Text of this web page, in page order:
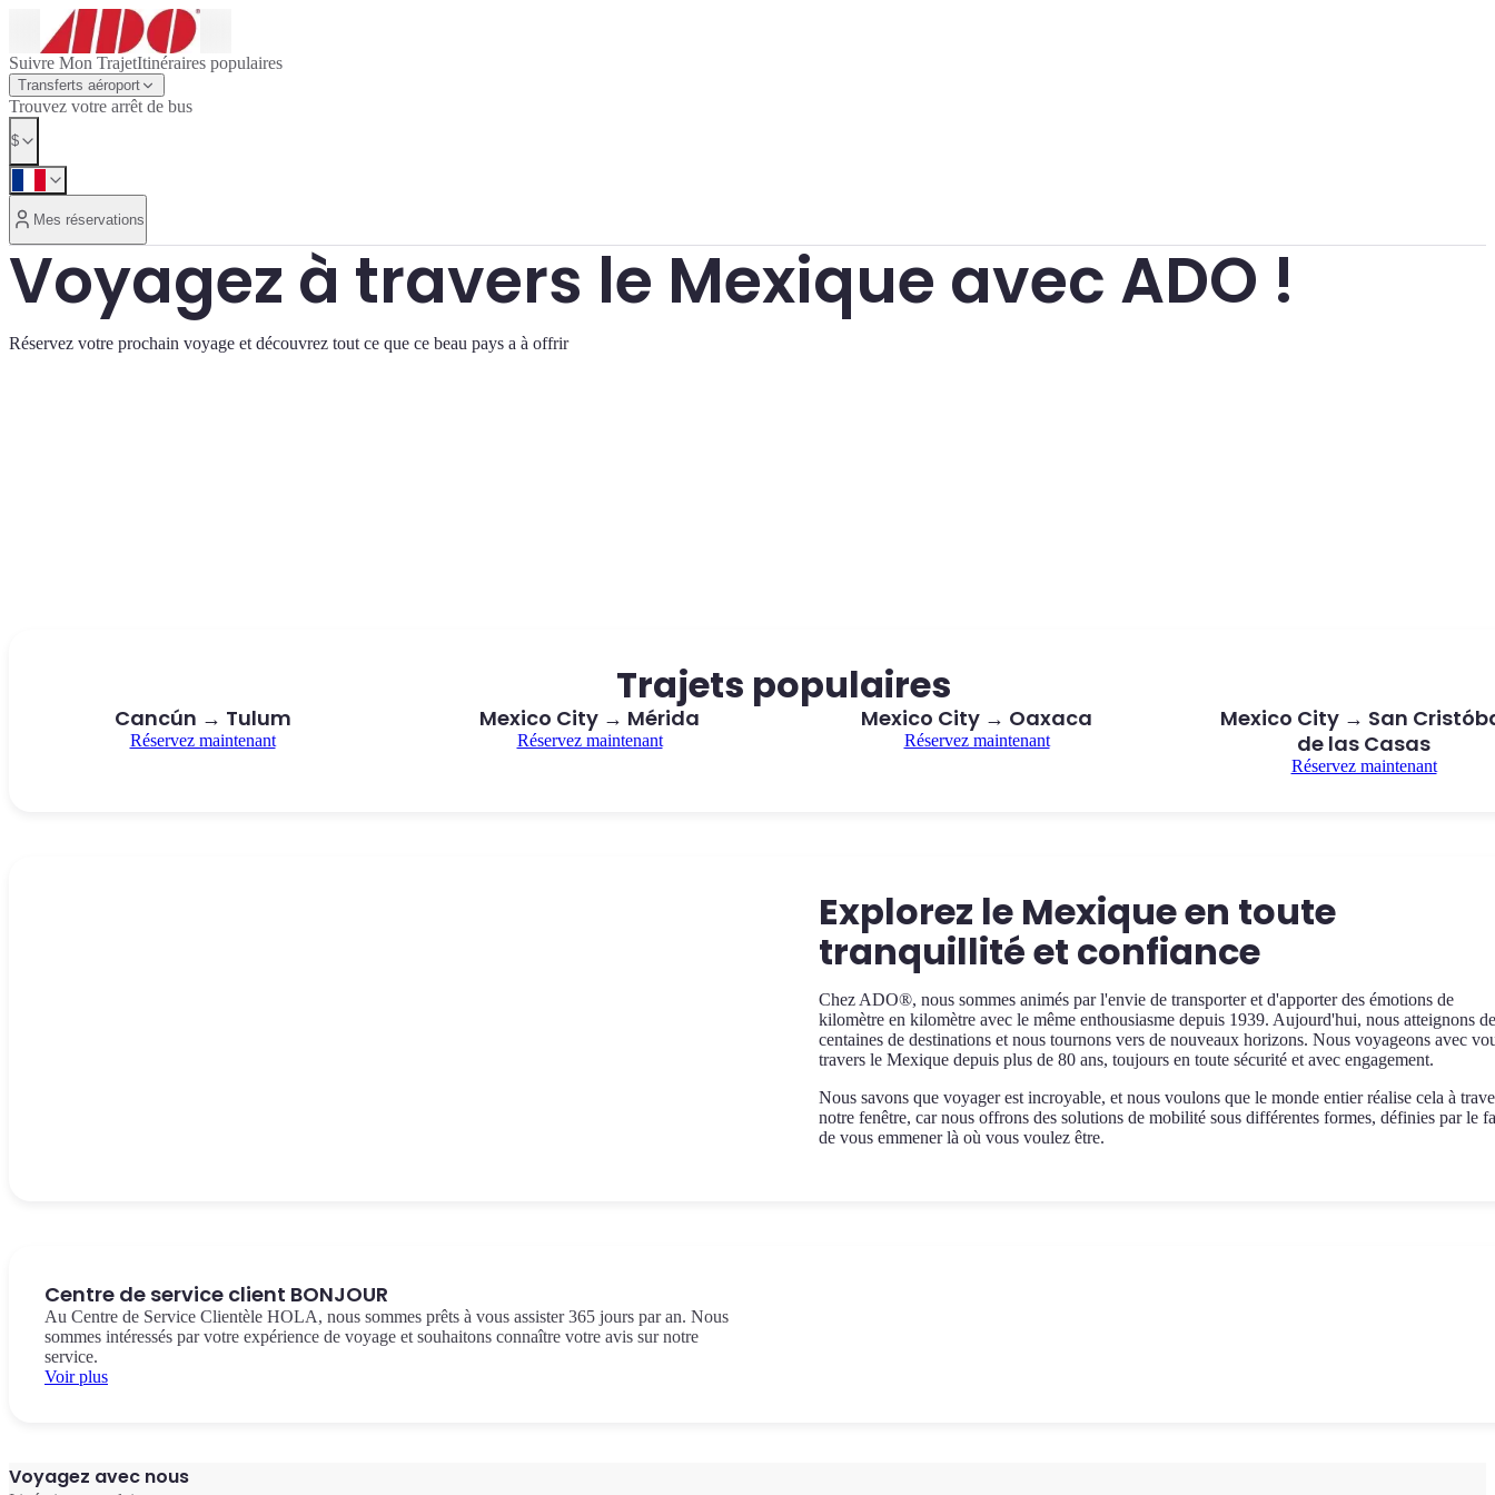
Suivre Mon TrajetItinéraires populaires
Transferts aéroport
Trouvez votre arrêt de bus
$
Mes réservations
Voyagez à travers le Mexique avec ADO !
Réservez votre prochain voyage et découvrez tout ce que ce beau pays a à offrir
Trajets populaires
Cancún → Tulum
Réservez maintenant
Mexico City → Mérida
Réservez maintenant
Mexico City → Oaxaca
Réservez maintenant
Mexico City → San
de las Casas
Réservez maintenant
Explorez le Mexique en toute
tranquillité et confiance
Chez ADO®, nous sommes animés par l'envie de transporter et d'apporter des émotions de
kilomètre en kilomètre avec le même enthousiasme depuis 1939. Aujourd'hui, nous atteignons
centaines de destinations et nous tournons vers de nouveaux horizons. Nous voyageons avec
travers le Mexique depuis plus de 80 ans, toujours en toute sécurité et avec engagement.
Nous savons que voyager est incroyable, et nous voulons que le monde entier réalise cela à
notre fenêtre, car nous offrons des solutions de mobilité sous différentes formes, définies par le
de vous emmener là où vous voulez être.
Centre de service client BONJOUR
Au Centre de Service Clientèle HOLA, nous sommes prêts à vous assister 365 jours par an. Nous
sommes intéressés par votre expérience de voyage et souhaitons connaître votre avis sur notre
service.
Voir plus
Voyagez avec nous